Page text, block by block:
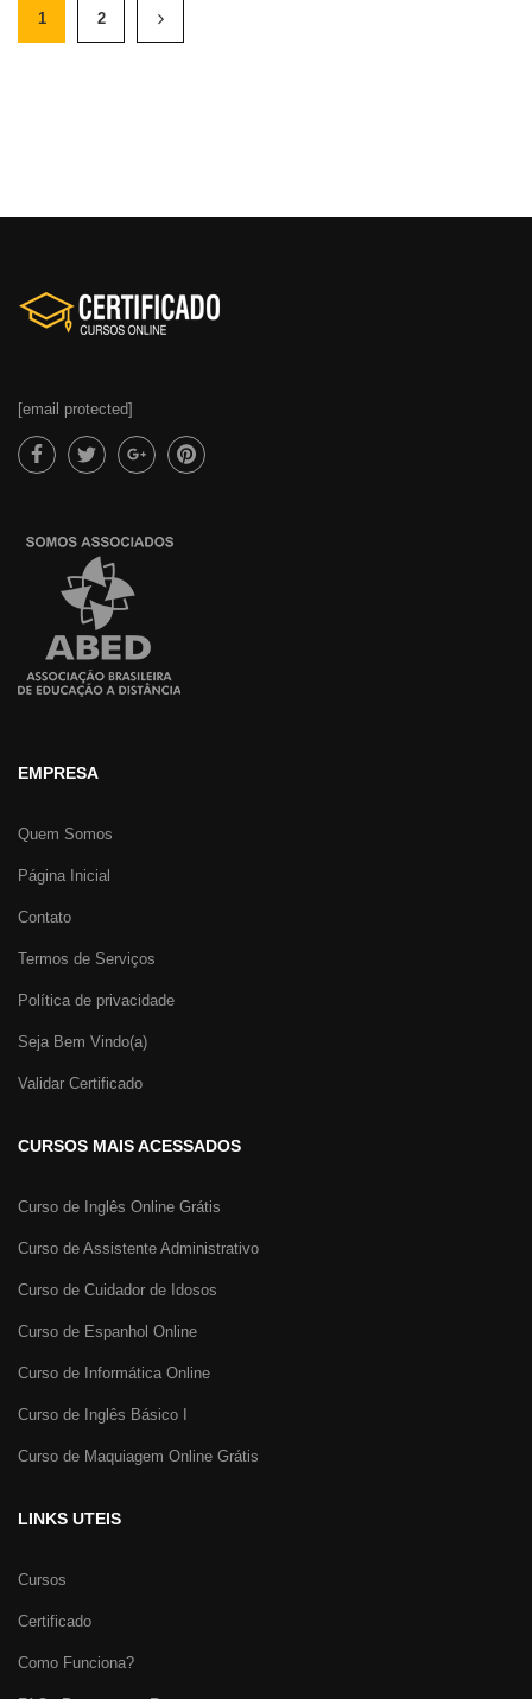
1 2
[email protected]
EMPRESA
Quem Somos
Página Inicial
Contato
Termos de Serviços
Política de privacidade
Seja Bem Vindo(a)
Validar Certificado
CURSOS MAIS ACESSADOS
Curso de Inglês Online Grátis
Curso de Assistente Administrativo
Curso de Cuidador de Idosos
Curso de Espanhol Online
Curso de Informática Online
Curso de Inglês Básico I
Curso de Maquiagem Online Grátis
LINKS UTEIS
Cursos
Certificado
Como Funciona?